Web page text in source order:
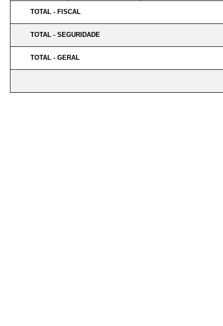
TOTAL - FISCAL
TOTAL - SEGURIDADE
TOTAL - GERAL